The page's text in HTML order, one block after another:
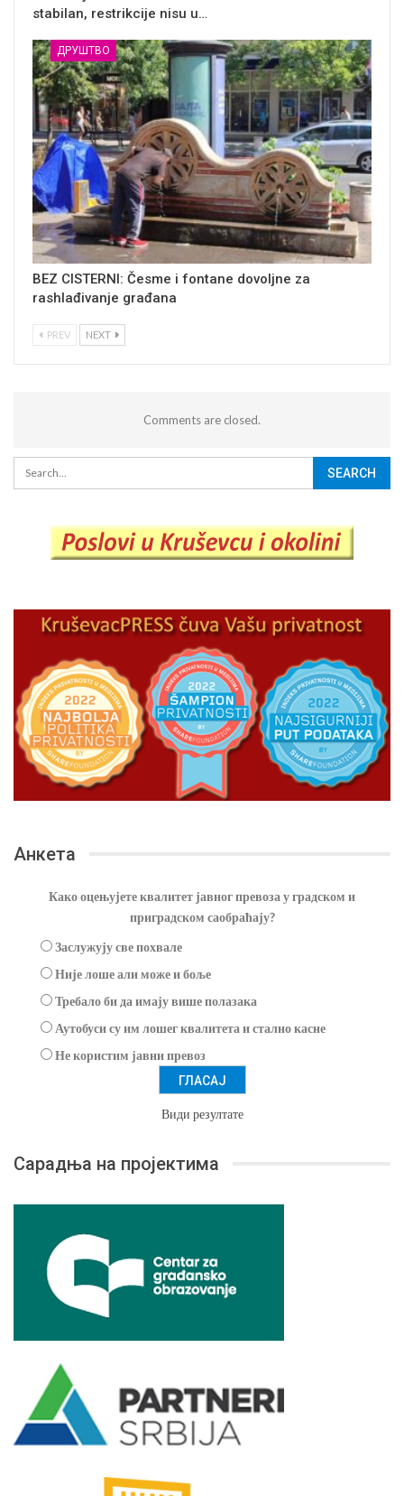
stabilan, restrikcije nisu u…
ДРУШТВО
BEZ CISTERNI: Česme i fontane dovoljne za
rashlađivanje građana
PREV NEXT
Comments are closed.
Анкета
Како оцењујете квалитет јавног превоза у градском и
приградском саобраћају?
Заслужују све похвале
Није лоше али може и боље
Требало би да имају више полазака
Аутобуси су им лошег квалитета и стално касне
Не користим јавни превоз
Види резултате
Сарадња на пројектима